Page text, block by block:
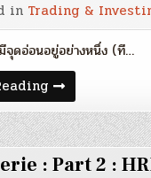
in Trading &
จุดอ่อนอยู่อย่างหนึ่ง (ที…
Recency
Bias
:
นรินทร์
โอฬาร
กิจ
อนันต์
: Part 2 :